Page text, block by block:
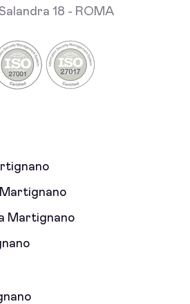
18 - ROMA
Martignano